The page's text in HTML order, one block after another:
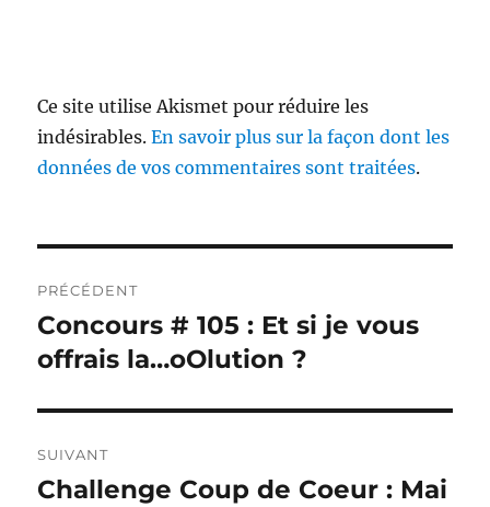
Ce site utilise Akismet pour réduire les
indésirables.En savoir plus sur la façon dont les
données de vos commentaires sont traitées.
de
l’article
PRÉCÉDENT
Publication
précédente :
Concours # 105 : Et si je vous
offrais la…oOlution ?
SUIVANT
Publication
Challenge Coup de Coeur : Mai